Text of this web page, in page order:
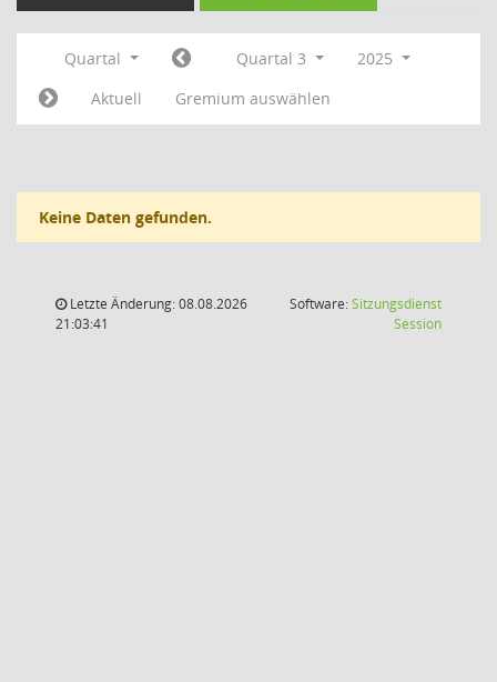
Quartal Quartal 3
2025
Aktuell
Gremium auswählen
Keine Daten gefunden.
Letzte Änderung: 08.08.2026
21:03:41
Software:Sitzungsdienst
Session(Wird in